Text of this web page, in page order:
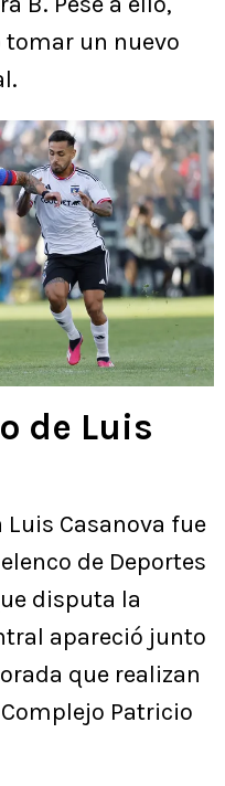
tomar un nuevo
de Luis
Casanova fue
de Deportes
disputa la
apareció junto
que realizan
Patricio